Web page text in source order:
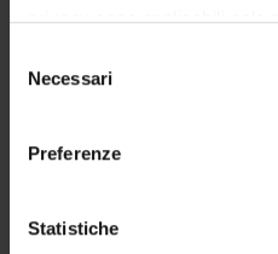
privacy sono applicabili solo
modificare o revocare il
momento dalla
raccogliere
delNecessari
Preferenze
Statistiche
The search results
publications,